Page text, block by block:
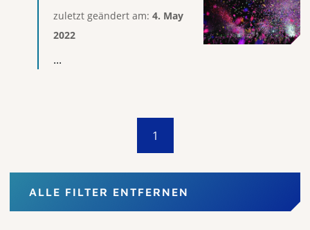
zuletzt geändert am: 4. May
2022
...
1
ALLE FILTER ENTFERNEN